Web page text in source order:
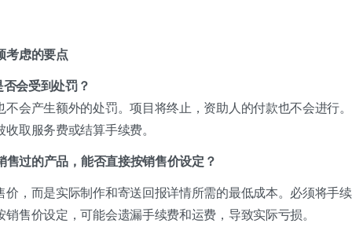
考虑的要点
会受到处罚？
不会产生额外的处罚。项目将终止，资助人的付款也不会进行
取服务费或结算手续费。
售过的产品，能否直接按销售价设定？
价，而是实际制作和寄送回报详情所需的最低成本。必须将手
售价设定，可能会遗漏手续费和运费，导致实际亏损。